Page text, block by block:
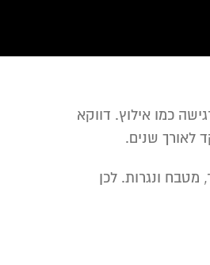
כמו אילוץ. דווקא
לאורך שנים.
מטבח ונגרות. לכן